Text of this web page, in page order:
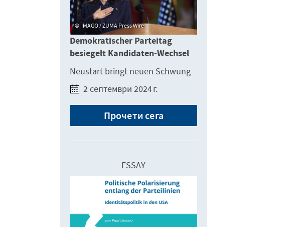
IMAGO / ZUMA Press Wire
Demokratischer Parteitag
besiegelt Kandidaten-Wechsel
Neustart bringt neuen Schwung
2 септември 2024 г.
Прочети сега
ESSAY